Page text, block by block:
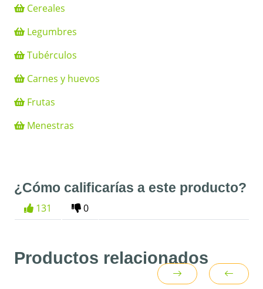
Cereales
Legumbres
Tubérculos
Carnes y huevos
Frutas
Menestras
¿Cómo calificarías a este producto?
131 0
Productos relacionados